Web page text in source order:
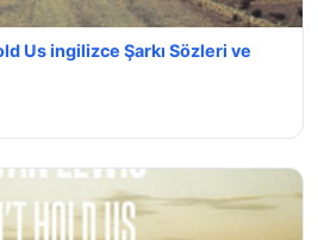
Us ingilizce Şarkı Sözleri ve